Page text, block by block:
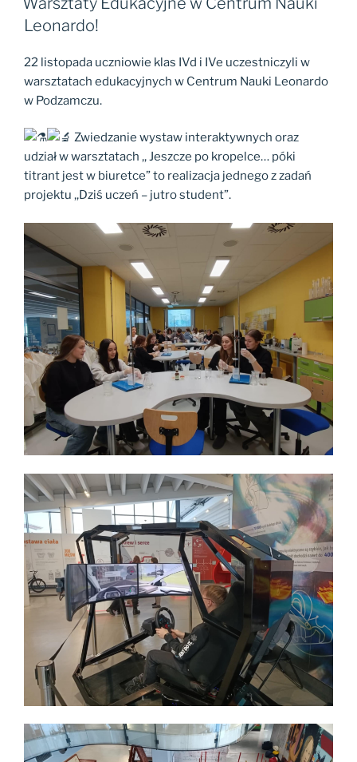
Leonardo!
22 listopada uczniowie klas IVd i IVe uczestniczyli w
warsztatach edukacyjnych w Centrum Nauki Leonardo
w Podzamczu.
Zwiedzanie wystaw interaktywnych oraz
udział w warsztatach ,, Jeszcze po kropelce… póki
titrant jest w biuretce” to realizacja jednego z zadań
projektu ,,Dziś uczeń – jutro student”.